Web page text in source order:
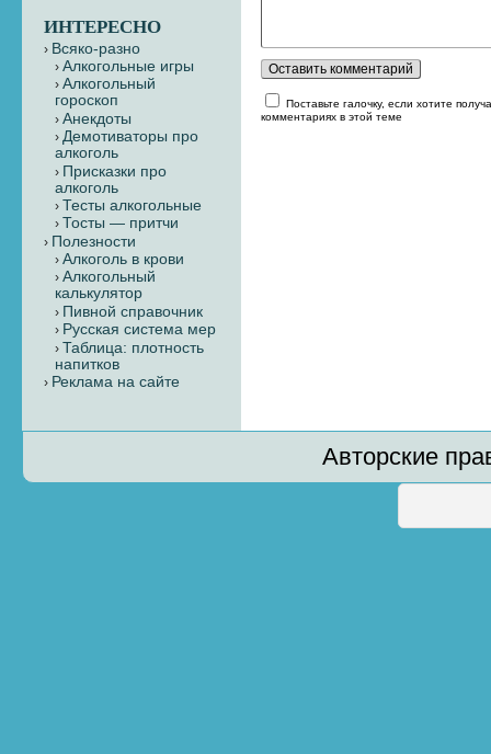
Поставьте галочку, если хотите
комментариях в этой теме
ИНТЕРЕСНО
Всяко-разно
Алкогольные игры
Алкогольный
гороскоп
Анекдоты
Демотиваторы про
алкоголь
Присказки про
алкоголь
Тесты алкогольные
Тосты — притчи
Полезности
Алкоголь в крови
Алкогольный
калькулятор
Пивной справочник
Русская система мер
Таблица: плотность
напитков
Реклама на сайте
Авторские